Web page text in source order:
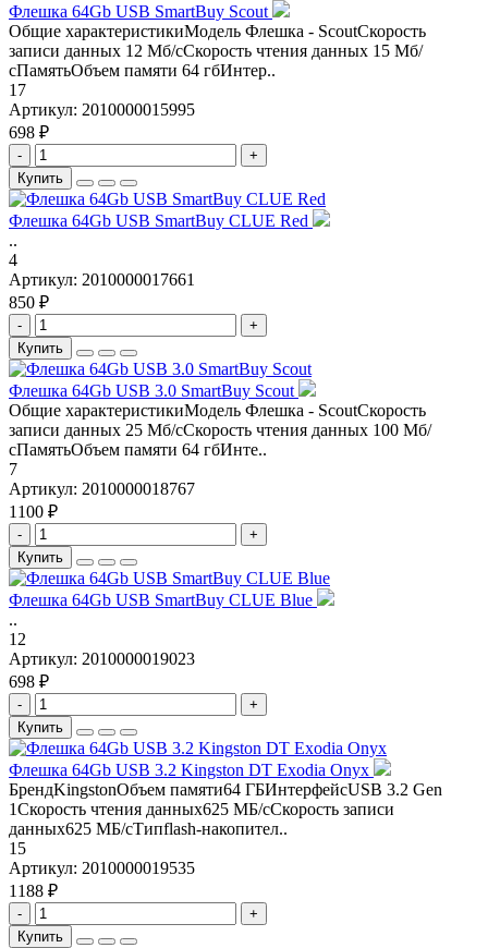
Флешка 64Gb USB SmartBuy Scout
Общие характеристикиМодель Флешка - ScoutСкорость
записи данных 12 Мб/сСкорость чтения данных 15 Мб/
сПамятьОбъем памяти 64 гбИнтер..
17
Артикул: 2010000015995
698 ₽
-
+
Купить
Флешка 64Gb USB SmartBuy CLUE Red
..
4
Артикул: 2010000017661
850 ₽
-
+
Купить
Флешка 64Gb USB 3.0 SmartBuy Scout
Общие характеристикиМодель Флешка - ScoutСкорость
записи данных 25 Мб/сСкорость чтения данных 100 Мб/
сПамятьОбъем памяти 64 гбИнте..
7
Артикул: 2010000018767
1100 ₽
-
+
Купить
Флешка 64Gb USB SmartBuy CLUE Blue
..
12
Артикул: 2010000019023
698 ₽
-
+
Купить
Флешка 64Gb USB 3.2 Kingston DT Exodia Onyx
БрендKingstonОбъем памяти64 ГБИнтерфейсUSB 3.2 Gen
1Скорость чтения данных625 МБ/сСкорость записи
данных625 МБ/сТипflash-накопител..
15
Артикул: 2010000019535
1188 ₽
-
+
Купить